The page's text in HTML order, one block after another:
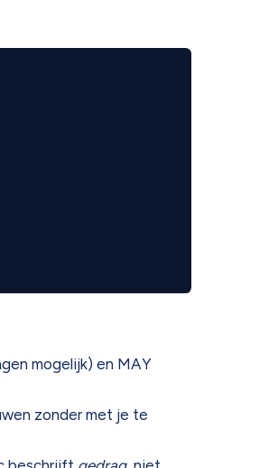
mogelijk) en MAY
zonder met je te